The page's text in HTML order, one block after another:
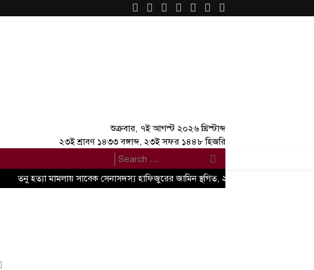
শুক্রবার, ৭ই আগস্ট ২০২৬ খ্রিস্টাব্দ
২৩ই শ্রাবণ ১৪৩৩ বঙ্গাব্দ, ২৩ই সফর ১৪৪৮ হিজরি
×
তনু হত্যা মামলায় সাবেক সেনাসদস্য হাফিজুরের জামিন স্থগিত, ২৪ ঘণ্টার মধ্যে